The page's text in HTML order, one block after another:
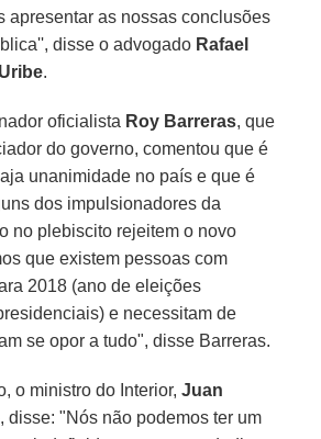
apresentar as nossas conclusões
disse o advogado Rafael
Uribe.
oficialista Roy Barreras, que
do governo, comentou que é
unanimidade no país e que é
dos impulsionadores da
no plebiscito rejeitem o novo
que existem pessoas com
2018 (ano de eleições
e necessitam de
se opor a tudo", disse Barreras.
o ministro do Interior,Juan
, disse: "Nós não podemos ter um